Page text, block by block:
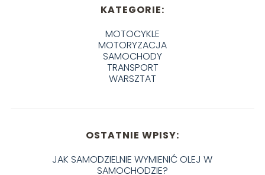
KATEGORIE:
MOTOCYKLE
MOTORYZACJA
SAMOCHODY
TRANSPORT
WARSZTAT
OSTATNIE WPISY:
JAK SAMODZIELNIE WYMIENIĆ OLEJ W
SAMOCHODZIE?